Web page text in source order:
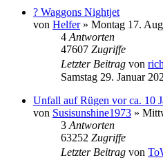
? Waggons Nightjet
von Helfer» Montag 17.
4 Antworten
47607 Zugriffe
Letzter Beitrag von
Samstag 29. Januar
Unfall auf Rügen vor ca. 10
von Susisunshine1973 »
3 Antworten
63252 Zugriffe
Letzter Beitrag von